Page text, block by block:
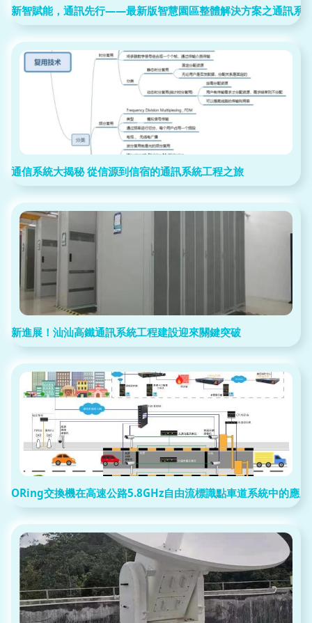
新智賦能，通訊先行——最新版智慧園區整體解決方案之通訊系
通信系統大揭秘 從信源到信宿的通訊系統工程之旅
新進展！汕汕高鐵通訊系統工程建設迎來關鍵突破
ORing交換機在高速公路5.8GHz自由流標識點車道系統中的應用